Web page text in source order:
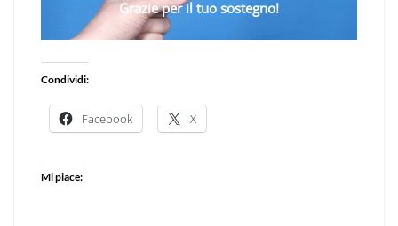
Grazie per il tuo sostegno!
Condividi:
Facebook X
Mi piace: